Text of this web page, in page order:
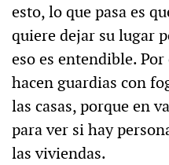
esto, lo que pasa es
quiere dejar su lugar
eso es entendible.
hacen guardias con
las casas, porque en
para ver si hay
las viviendas.